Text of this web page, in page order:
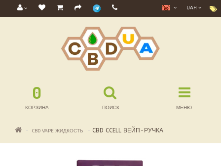
UAH
МЕНЮ
ПОИСК
0
КОРЗИНА
CBD VAPE ЖИДКОСТЬ CBD CCELL ВЕЙП-РУЧКА